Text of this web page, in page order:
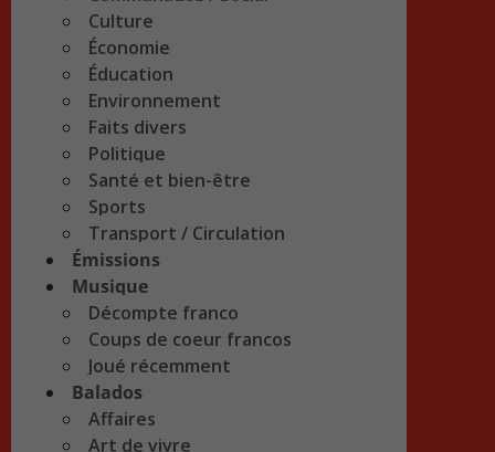
Culture
Économie
Éducation
Environnement
Faits divers
Politique
Santé et bien-être
Sports
Transport / Circulation
Émissions
Musique
Décompte franco
Coups de coeur francos
Joué récemment
Balados
Affaires
Art de vivre